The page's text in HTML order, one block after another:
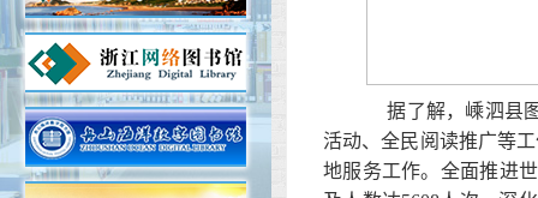
据了解，嵊泗县图
活动、全民阅读推广等
地服务工作。全面推进